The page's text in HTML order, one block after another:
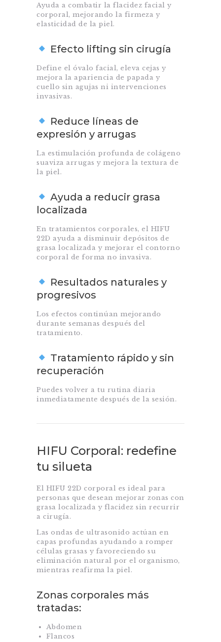
Ayuda a combatir la flacidez facial y
corporal, mejorando la firmeza y
elasticidad de la piel.
Efecto lifting sin cirugía
Define el óvalo facial, eleva cejas y
mejora la apariencia de papada y
cuello sin agujas ni intervenciones
invasivas.
Reduce líneas de
expresión y arrugas
La estimulación profunda de colágeno
suaviza arrugas y mejora la textura de
la piel.
Ayuda a reducir grasa
localizada
En tratamientos corporales, el HIFU
22D ayuda a disminuir depósitos de
grasa localizada y mejorar el contorno
corporal de forma no invasiva.
Resultados naturales y
progresivos
Los efectos continúan mejorando
durante semanas después del
tratamiento.
Tratamiento rápido y sin
recuperación
Puedes volver a tu rutina diaria
inmediatamente después de la sesión.
HIFU Corporal: redefine
tu silueta
El HIFU 22D corporal es ideal para
personas que desean mejorar zonas con
grasa localizada y flacidez sin recurrir
a cirugía.
Las ondas de ultrasonido actúan en
capas profundas ayudando a romper
células grasas y favoreciendo su
eliminación natural por el organismo,
mientras reafirma la piel.
Zonas corporales más
tratadas:
Abdomen
Flancos